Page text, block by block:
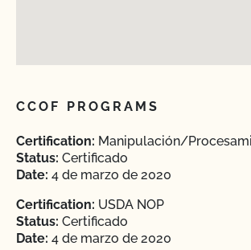
CCOF PROGRAMS
Certification: Manipulación/
Status: Certificado
Date: 4 de marzo de 2020
Certification: USDA NOP
Status: Certificado
Date: 4 de marzo de 2020